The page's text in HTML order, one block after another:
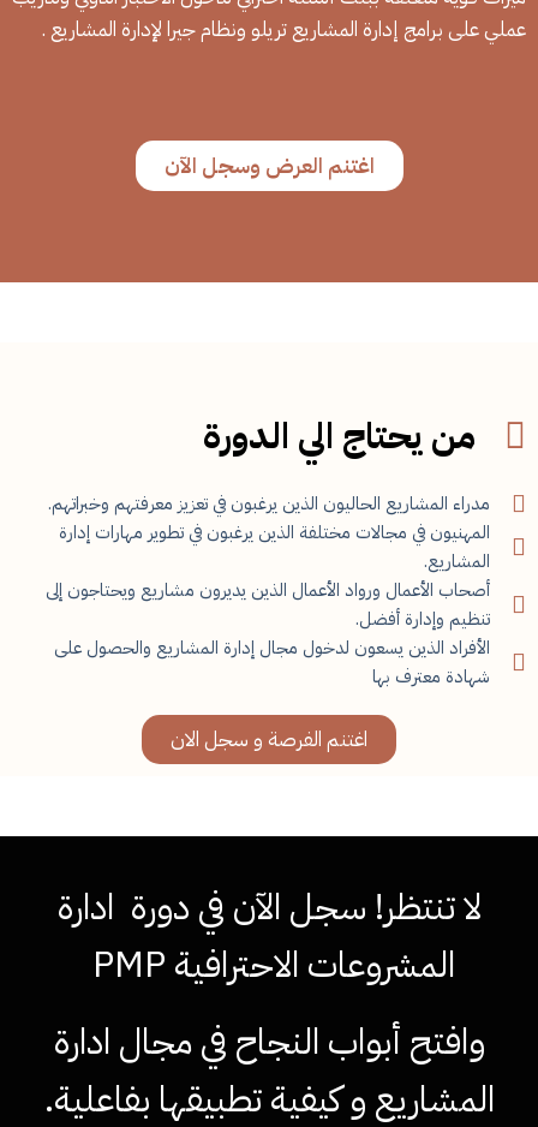
عملي على برامج إدارة المشاريع تريلو ونظام جيرا لإدارة المشاريع .
اغتنم العرض وسجل الآن
من يحتاج الي الدورة
مدراء المشاريع الحاليون الذين يرغبون في تعزيز معرفتهم وخبراتهم.
المهنيون في مجالات مختلفة الذين يرغبون في تطوير مهارات إدارة
المشاريع.
أصحاب الأعمال ورواد الأعمال الذين يديرون مشاريع ويحتاجون إلى
تنظيم وإدارة أفضل.
الأفراد الذين يسعون لدخول مجال إدارة المشاريع والحصول على
شهادة معترف بها
اغتنم الفرصة و سجل الان
لا تنتظر! سجل الآن في دورة ادارة
المشروعات الاحترافية PMP
وافتح أبواب النجاح في مجال ادارة
المشاريع و كيفية تطبيقها بفاعلية.